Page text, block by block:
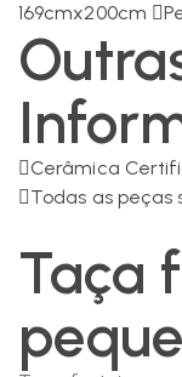
169cmx200cm
Cerâmica
Todas as peças
Taça